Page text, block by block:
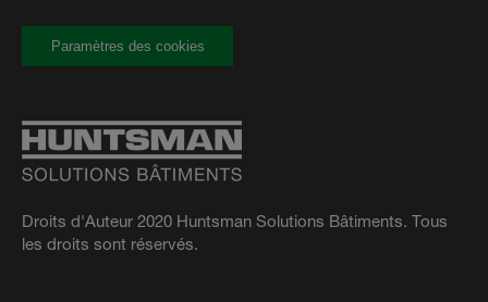
Droits d'Auteur 2020 Huntsman Solutions Bâtiments. Tous
les droits sont réservés.
Paramètres des cookies